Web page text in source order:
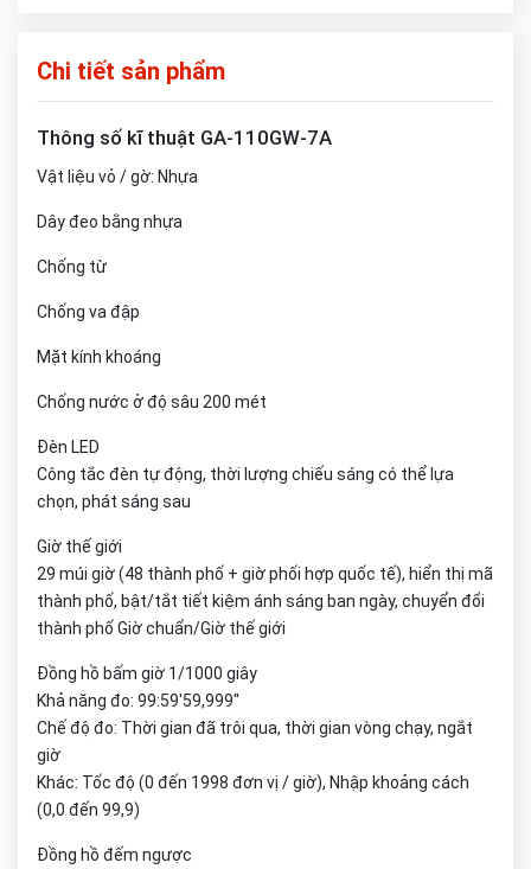
Chi tiết sản phẩm
Thông số kĩ thuật GA-110GW-7A
Vật liệu vỏ / gờ: Nhựa
Dây đeo bằng nhựa
Chống từ
Chống va đập
Mặt kính khoáng
Chống nước ở độ sâu 200 mét
Đèn LED
Công tắc đèn tự động, thời lượng chiếu sáng có thể lựa
chọn, phát sáng sau
Giờ thế giới
29 múi giờ (48 thành phố + giờ phối hợp quốc tế), hiển thị mã
thành phố, bật/tắt tiết kiệm ánh sáng ban ngày, chuyển đổi
thành phố Giờ chuẩn/Giờ thế giới
Đồng hồ bấm giờ 1/1000 giây
Khả năng đo: 99:59'59,999''
Chế độ đo: Thời gian đã trôi qua, thời gian vòng chạy, ngắt
giờ
Khác: Tốc độ (0 đến 1998 đơn vị / giờ), Nhập khoảng cách
(0,0 đến 99,9)
Đồng hồ đếm ngược